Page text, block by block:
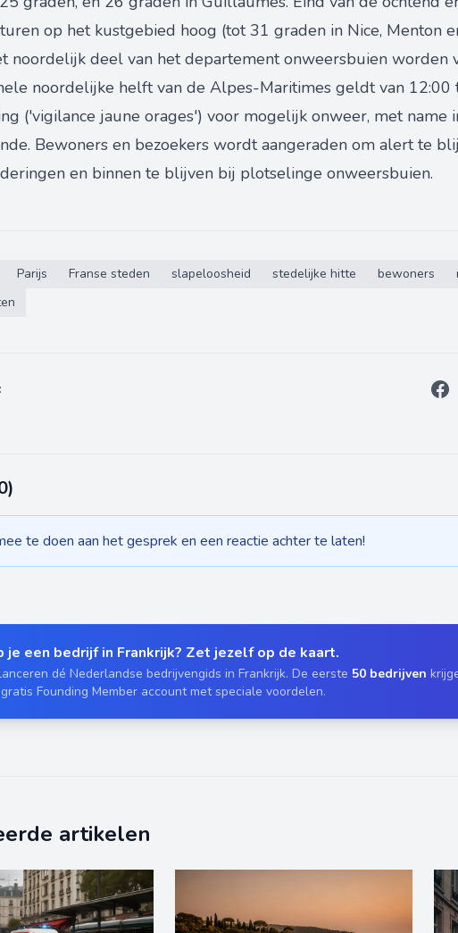
op het kustgebied hoog (tot 31 graden in Nice, Menton
noordelijk deel van het departement onweersbuien worden
noordelijke helft van de Alpes-Maritimes geldt van 12:00
('vigilance jaune orages') voor mogelijk onweer, met name
Bewoners en bezoekers wordt aangeraden om alert te
en binnen te blijven bij plotselinge onweersbuien.
Parijs Franse steden slapeloosheid stedelijke hitte bewoners
)
te doen aan het gesprek en een reactie achter te laten!
je een bedrijf in Frankrijk? Zet jezelf op de kaart.
dé Nederlandse bedrijvengids in Frankrijk. De eerste 50 bedrijven
Founding Member account met speciale voordelen.
artikelen